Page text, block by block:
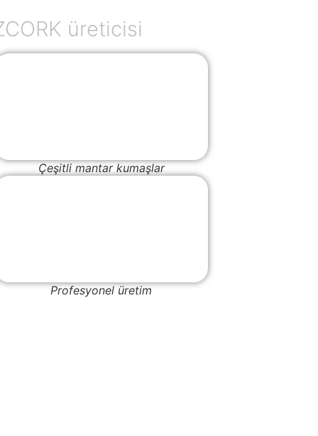
üreticisi
Çeşitli mantar kumaşlar
Profesyonel üretim